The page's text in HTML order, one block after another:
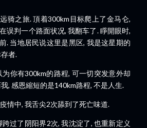
骑之旅. 頂着300km目标爬上了金马仑,
误判一个路面状况, 我翻车了. 睜開眼时,
. 当地居民说这里是黑区, 我是这星期的
者.
你有300km的路程, 可一切突发意外却
, 感恩縮短的是140km路程, 不是人生.
情中, 我舌尖2次舔到了死亡味道.
过了阴阳界2次, 我沈淀了, 也重新定义